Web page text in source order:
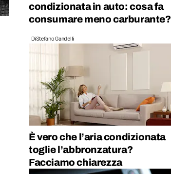
condizionata in auto: cosa fa
consumare meno carburante?
DiStefano Gandelli
È vero che l’aria condizionata
toglie l’abbronzatura?
Facciamo chiarezza